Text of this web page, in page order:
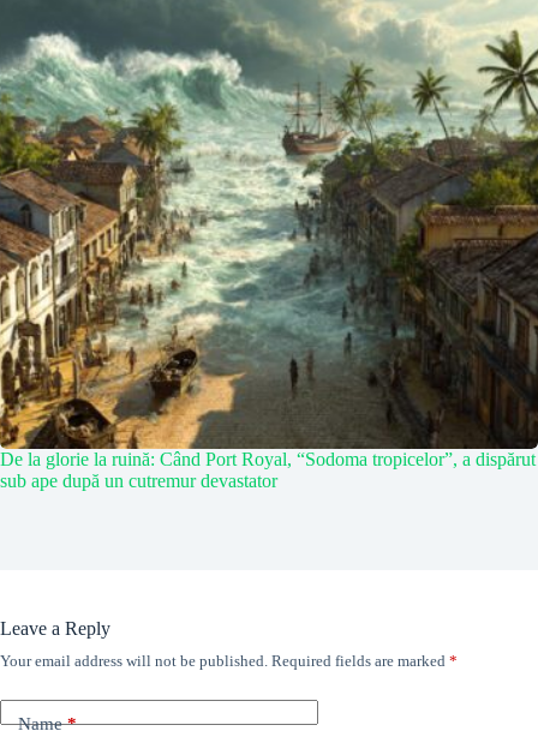
De la glorie la ruină: Când Port Royal, “Sodoma tropicelor”, a dispărut
sub ape după un cutremur devastator
Leave a Reply
Your email address will not be published. Required fields are marked *
Name*